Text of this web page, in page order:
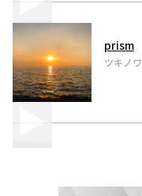
prism
ツキノワ